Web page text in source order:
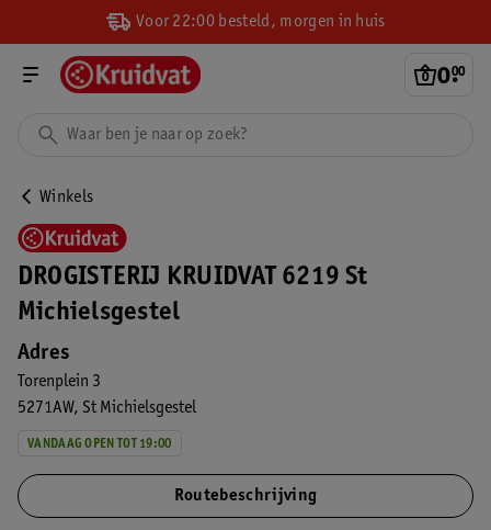
Voor 22:00 besteld, morgen in huis
0.
00
Winkels
DROGISTERIJ KRUIDVAT 6219 St
Michielsgestel
Adres
Torenplein 3
5271AW St Michielsgestel
VANDAAG OPEN TOT 19:00
Routebeschrijving